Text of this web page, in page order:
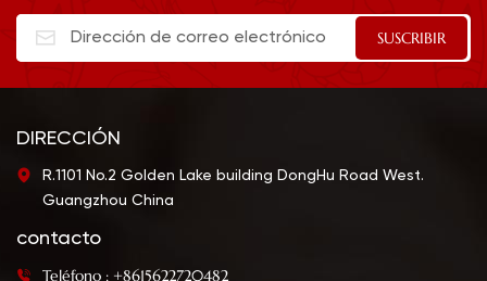
DIRECCIÓN
R.1101 No.2 Golden Lake building DongHu Road West.
Guangzhou China
contacto
Teléfono : +8615622720482